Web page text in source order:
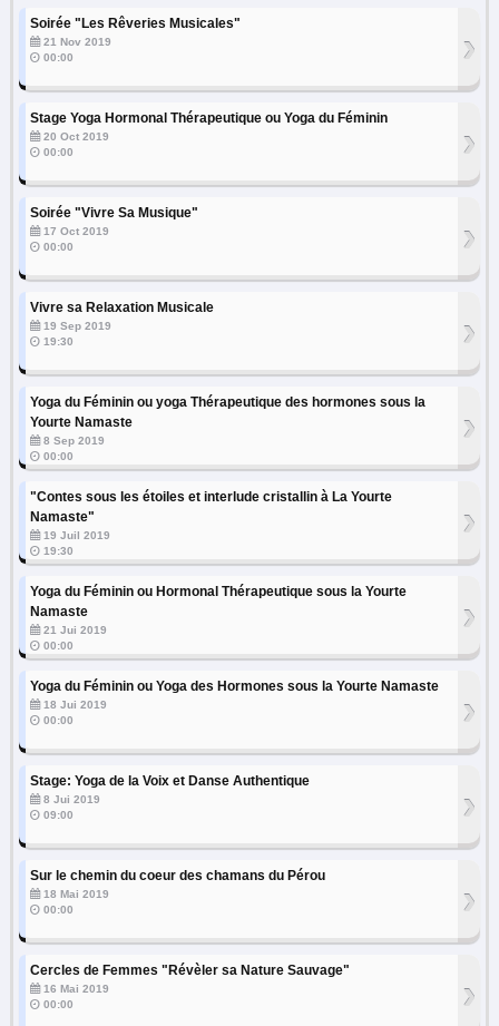
Soirée "Les Rêveries Musicales"
21 Nov 2019
00:00
›
Stage Yoga Hormonal Thérapeutique ou Yoga du Féminin
20 Oct 2019
00:00
›
Soirée "Vivre Sa Musique"
17 Oct 2019
00:00
›
Vivre sa Relaxation Musicale
19 Sep 2019
19:30
›
Yoga du Féminin ou yoga Thérapeutique des hormones sous la
Yourte Namaste
8 Sep 2019
00:00
›
"Contes sous les étoiles et interlude cristallin à La Yourte
Namaste"
19 Juil 2019
19:30
›
Yoga du Féminin ou Hormonal Thérapeutique sous la Yourte
Namaste
21 Jui 2019
00:00
›
Yoga du Féminin ou Yoga des Hormones sous la Yourte Namaste
18 Jui 2019
00:00
›
Stage: Yoga de la Voix et Danse Authentique
8 Jui 2019
09:00
›
Sur le chemin du coeur des chamans du Pérou
18 Mai 2019
00:00
›
Cercles de Femmes "Révèler sa Nature Sauvage"
16 Mai 2019
00:00
›